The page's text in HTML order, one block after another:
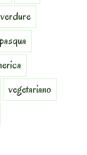
pasqua
vegetariano